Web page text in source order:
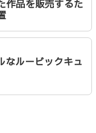
作品を販売するた
なルービックキュ